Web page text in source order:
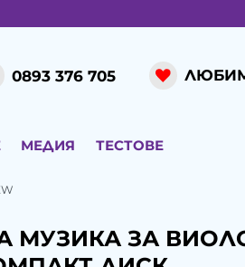
0893 376 705
МЕДИЯ ТЕСТОВЕ
МУЗИКА ЗА